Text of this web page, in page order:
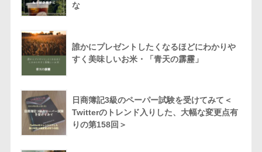
な
誰かにプレゼントしたくなるほどにわかりや
すく美味しいお米・「青天の霹靂」
日商簿記3級のペーパー試験を受けてみて＜
Twitterのトレンド入りした、大幅な変更点有
りの第158回＞